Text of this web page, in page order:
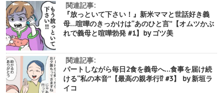
関連記事:
『放っといて下さい！』新米ママと世話好き義
母…喧嘩のきっかけは“あのひと言”【オムツかぶ
れで義母と喧嘩勃発 #1】by ゴツ美
関連記事:
パートしながら毎日2食を義母へ…食事を届け続
ける“私の本音”【最高の親孝行⁉︎ #3】 by 新垣ラ
イコ